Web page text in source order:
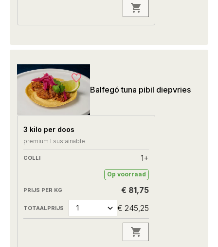
Balfegó tuna pibil diepvries
3 kilo per doos
premium I sustainable
1+
Op voorraad
€ 81,75
€ 245,25